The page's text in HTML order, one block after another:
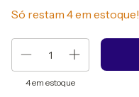
Só restam 4em estoque!
4em estoque